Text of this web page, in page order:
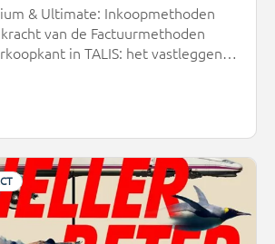
& Ultimate: Inkoopmethoden
van de Factuurmethoden
in TALIS: het vastleggen
te laten verlopen.We zijn
kondigen dat we deze bewezen